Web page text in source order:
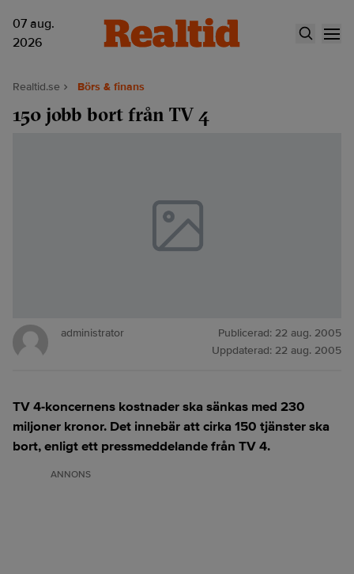
07 aug.
2026
Realtid.se Börs & finans
150 jobb bort från TV 4
administrator Publicerad: 22 aug. 2005
Uppdaterad: 22 aug. 2005
TV 4-koncernens kostnader ska sänkas med 230
miljoner kronor. Det innebär att cirka 150 tjänster ska
bort, enligt ett pressmeddelande från TV 4.
ANNONS